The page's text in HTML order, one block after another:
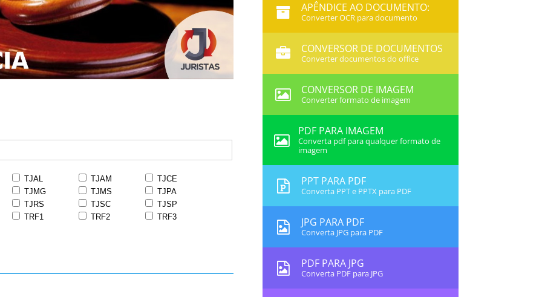
TJAL TJAM
TJCE
TJMG
TJMS
TJPA
TJRS
TJSC
TJSP
TRF1
TRF2 TRF3
APÊNDICE AO DOCUMENTO:
Converter OCR para documento
CONVERSOR DE DOCUMENTOS
Converter documentos do office
CONVERSOR DE IMAGEM
Converter formato de imagem
PDF PARA IMAGEM
Converta pdf para qualquer formato de
imagem
PPT PARA PDF
Converta PPT e PPTX para PDF
JPG PARA PDF
Converta JPG para PDF
PDF PARA JPG
Converta PDF para JPG